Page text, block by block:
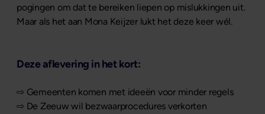
pogingen om dat te bereiken liepen op mislukkingen uit.
Maar als het aan Mona Keijzer lukt het deze keer wél.
Deze aflevering in het kort:
⇨ Gemeenten komen met ideeën voor minder regels
⇨ De Zeeuw wil bezwaarprocedures verkorten